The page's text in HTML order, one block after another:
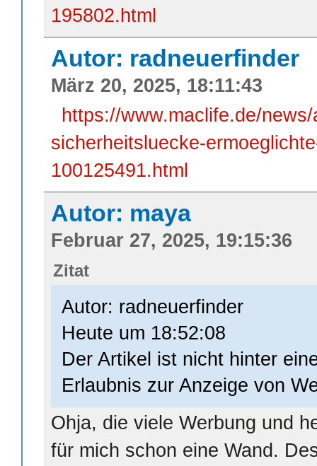
195802.html
Autor: radneuerfinder
März 20, 2025, 18:11:43
https://www.maclife.de/
sicherheitsluecke-
100125491.html
Autor: maya
Februar 27, 2025, 19:15:36
Zitat
Autor: radneuerfinder
Heute um 18:52:08
Der Artikel ist nicht hinter
Erlaubnis zur Anzeige von
Ohja, die viele Werbung und
für mich schon eine Wand.